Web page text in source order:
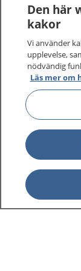
1177–
På 1177.se
sjukdomar
Logga in för
vårdärenden.
1177 ger dig
Den här
kakor
Vi använder
upplevelse,
nödvändig
Läs mer om